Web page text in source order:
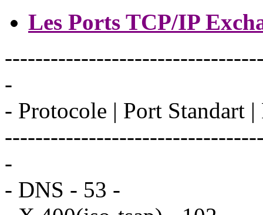
Les Ports TCP/IP
-
- Protocole | Port Standart
-
- DNS - 53 -